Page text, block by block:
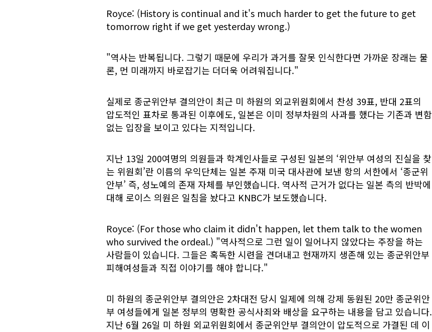
Royce: (History is continual and it's much harder to get the future to get
tomorrow right if we get yesterday wrong.)
"역사는 반복됩니다. 그렇기 때문에 우리가 과거를 잘못 인식한다면 가까운 장래는 물
론, 먼 미래까지 바로잡기는 더더욱 어려워집니다."
실제로 종군위안부 결의안이 최근 미 하원의 외교위원회에서 찬성 39표, 반대 2표의
압도적인 표차로 통과된 이후에도, 일본은 이미 정부차원의 사과를 했다는 기존과 변함
없는 입장을 보이고 있다는 지적입니다.
지난 13일 200여명의 의원들과 학계인사들로 구성된 일본의 ‘위안부 여성의 진실을 찾
는 위원회’란 이름의 우익단체는 일본 주재 미국 대사관에 보낸 항의 서한에서 ‘종군위
안부’ 즉, 성노예의 존재 자체를 부인했습니다. 역사적 근거가 없다는 일본 측의 반박에
대해 로이스 의원은 일침을 놨다고 KNBC가 보도했습니다.
Royce: (For those who claim it didn't happen, let them talk to the women
who survived the ordeal.) "역사적으로 그런 일이 일어나지 않았다는 주장을 하는
사람들이 있습니다. 그들은 혹독한 시련을 견뎌내고 현재까지 생존해 있는 종군위안부
피해여성들과 직접 이야기를 해야 합니다."
미 하원의 종군위안부 결의안은 2차대전 당시 일제에 의해 강제 동원된 20만 종군위안
부 여성들에게 일본 정부의 명확한 공식사죄와 배상을 요구하는 내용을 담고 있습니다.
지난 6월 26일 미 하원 외교위원회에서 종군위안부 결의안이 압도적으로 가결된 데 이